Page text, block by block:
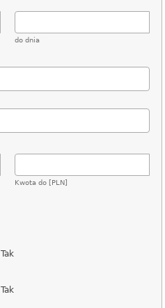
do dnia
Kwota do [PLN]
Tak
Tak